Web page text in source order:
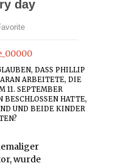
DASS PHILLIP
ARBEITETE, DIE
11. SEPTEMBER
BESCHLOSSEN HATTE,
UND BEIDE KINDER
wurde